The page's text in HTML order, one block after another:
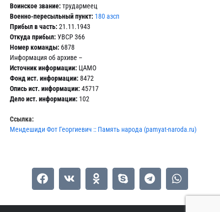
Воинское звание: трудармеец
Военно-пересыльный пункт: 180 азсп
Прибыл в часть: 21.11.1943
Откуда прибыл: УВСР 366
Номер команды: 6878
Информация об архиве –
Источник информации: ЦАМО
Фонд ист. информации: 8472
Опись ист. информации: 45717
Дело ист. информации: 102
Ссылка:
Мендешиди Фот Георгиевич :: Память народа (pamyat-naroda.ru)